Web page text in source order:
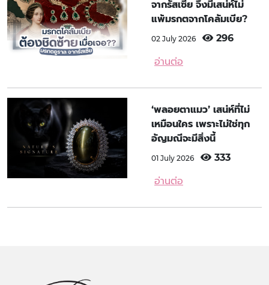
จากรัสเซีย จึงมีเสน่ห์ไม่
แพ้มรกตจากโคลัมเบีย?
02 July 2026 296
อ่านต่อ
‘พลอยตาแมว’ เสน่ห์ที่ไม่
เหมือนใคร เพราะไม่ใช่ทุก
อัญมณีจะมีสิ่งนี้
01 July 2026 333
อ่านต่อ